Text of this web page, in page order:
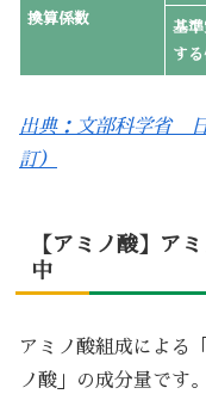
換算係数
基
す
出典：文部科学省
訂）
【アミノ酸】ア
中
アミノ酸組成による
ノ酸」の成分量です。